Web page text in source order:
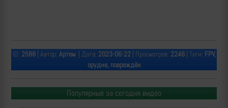
ID: 2588| Автор: Артем | Дата: 2023-06-22| Просмотров: 2246| Теги: FPV,
орудие, повреждён
Популярные за сегодня видео